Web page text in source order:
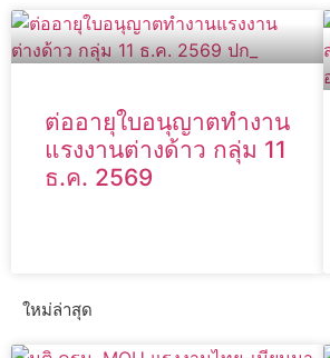
ต่ออายุใบอนุญาตทำงาน
แรงงานต่างด้าว กลุ่ม 11
ธ.ค. 2569
ใหม่ล่าสุด